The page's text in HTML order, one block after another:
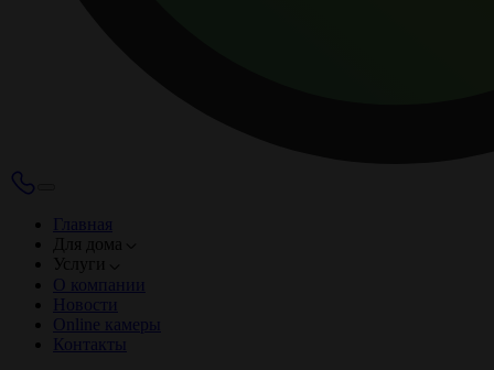
Главная
Для дома
Услуги
О компании
Новости
Online камеры
Контакты